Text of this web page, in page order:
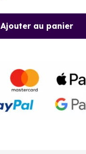
Ajouter au panier